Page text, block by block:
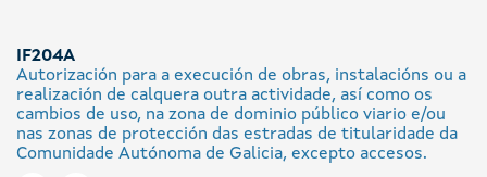
IF204A
Autorización para a execución de obras, instalacións ou a
realización de calquera outra actividade, así como os
cambios de uso, na zona de dominio público viario e/ou
nas zonas de protección das estradas de titularidade da
Comunidade Autónoma de Galicia, excepto accesos.